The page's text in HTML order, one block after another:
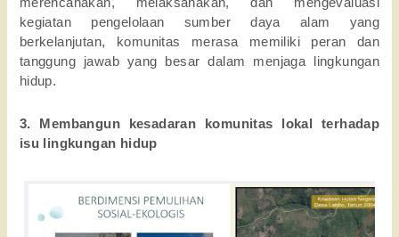
kegiatan pengelolaan sumber daya alam yang
berkelanjutan, komunitas merasa memiliki peran dan
tanggung jawab yang besar dalam menjaga lingkungan
hidup.
3. Membangun kesadaran komunitas lokal terhadap
isu lingkungan hidup